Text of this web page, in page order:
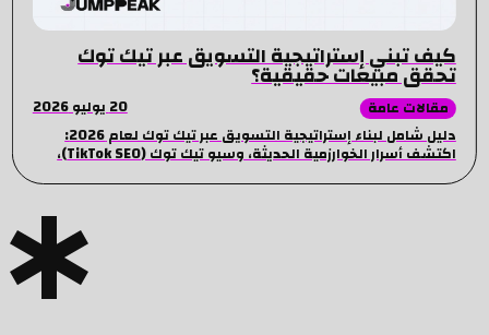
كيف تبني إستراتيجية التسويق عبر تيك توك
تحقق مبيعات حقيقية؟
مقالات عامة
20 يوليو 2026
دليل شامل لبناء إستراتيجية التسويق عبر تيك توك لعام 2026:
اكتشف أسرار الخوارزمية الحديثة، وسيو تيك توك (TikTok SEO)،